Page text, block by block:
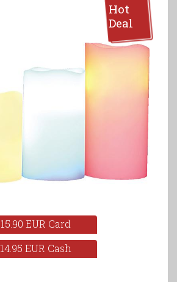
Hot
Deal
15.90 EUR Card
14.95 EUR Cash